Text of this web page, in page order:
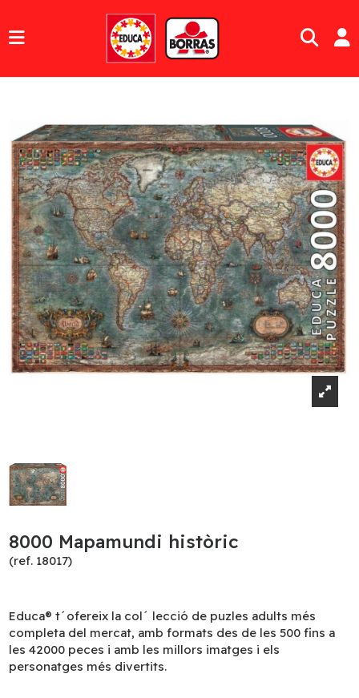
8000 Mapamundi històric
(ref. 18017)
Educa® t´ofereix la col´ lecció de puzles adults més
completa del mercat, amb formats des de les 500 fins a
les 42000 peces i amb les millors imatges i els
personatges més divertits.